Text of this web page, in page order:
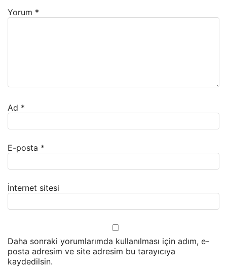
Yorum *
Ad *
E-posta *
İnternet sitesi
Daha sonraki yorumlarımda kullanılması için adım, e-
posta adresim ve site adresim bu tarayıcıya
kaydedilsin.